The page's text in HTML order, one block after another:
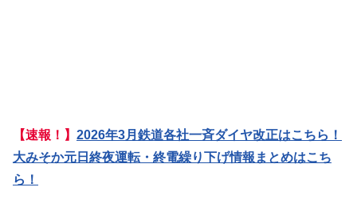
【速報！】 2026年3月鉄道各社一斉ダイヤ改正はこちら！
大みそか元日終夜運転・終電繰り下げ情報まとめはこち
ら！